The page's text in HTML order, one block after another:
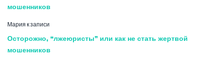
мошенников
Мария к записи
Осторожно, “лжеюристы” или как не стать жертвой
мошенников